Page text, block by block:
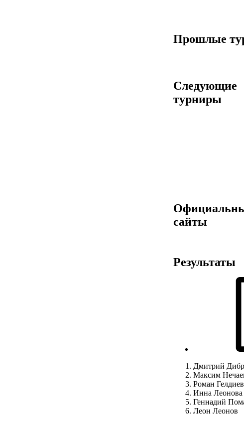
Прошлые
Следующие
турниры
сайты
Результаты
Дмитрий
Максим
Роман Гелдиев
Инна Леонова
Геннадий
Леон Леонов